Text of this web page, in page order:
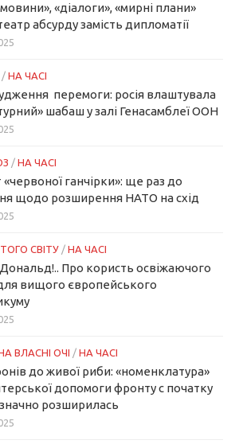
«діалоги», «мирні плани»
абсурду замість дипломатії
/ НА ЧАСІ
перемоги: росія влаштувала
шабаш у залі Генасамблеї ООН
/ НА ЧАСІ
ганчірки»: ще раз до
щодо розширення НАТО на схід
ТОГО СВІТУ / НА ЧАСІ
Про користь освіжаючого
вищого європейського
ВЛАСНІ ОЧІ / НА ЧАСІ
до живої риби: «номенклатура»
допомоги фронту с початку
розширилась